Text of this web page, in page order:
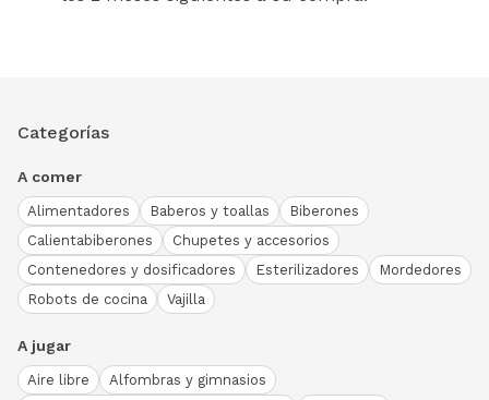
Categorías
A comer
Alimentadores Baberos y toallas
Biberones
Calientabiberones
Chupetes y accesorios
Contenedores y dosificadores
Esterilizadores
Mordedores
Robots de cocina
Vajilla
A jugar
Aire libre
Alfombras y gimnasios